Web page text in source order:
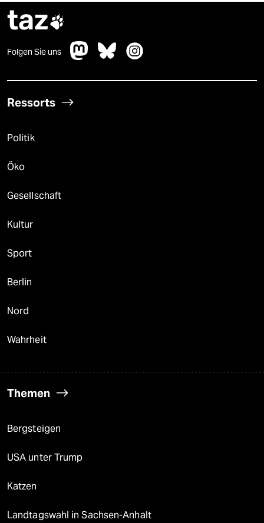
taz
Folgen Sie uns
Ressorts
Politik
Öko
Gesellschaft
Kultur
Sport
Berlin
Nord
Wahrheit
Themen
Bergsteigen
USA unter Trump
Katzen
Landtagswahl in Sachsen-Anhalt